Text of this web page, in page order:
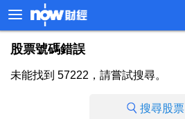
股票號碼錯誤
未能找到 57222，請嘗試搜尋。
搜尋股票